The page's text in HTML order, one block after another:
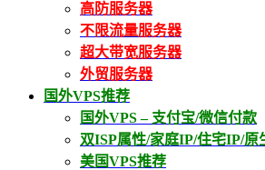
高防服务器
不限流量服务器
超大带宽服务器
外贸服务器
国外VPS推荐
国外VPS – 支付宝/微信付款
双ISP属性/家庭IP/住宅IP/原
美国VPS推荐